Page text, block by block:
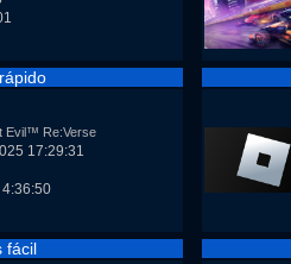
Evil™ Re:Verse
17:29:31
fácil